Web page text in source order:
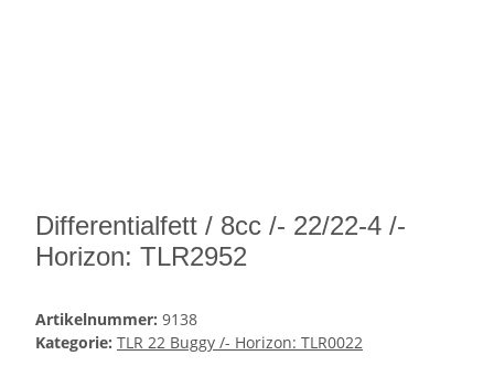
Differentialfett / 8cc /- 22/22-4 /-
Horizon: TLR2952
Artikelnummer: 9138
Kategorie: TLR 22 Buggy /- Horizon: TLR0022